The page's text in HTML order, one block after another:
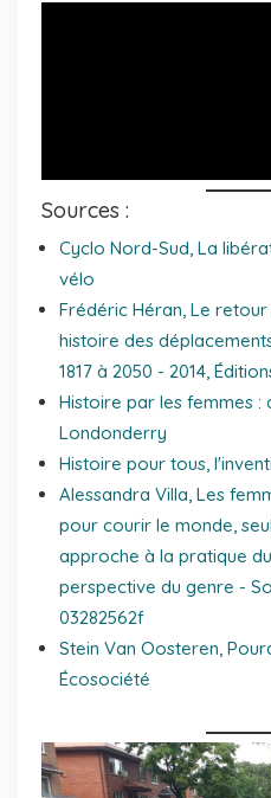
Sources :
Cyclo Nord-Sud, La
vélo
Frédéric Héran, Le retour
histoire des
1817 à 2050 - 2014,
Histoire par les femmes :
Londonderry
Histoire pour tous,
Alessandra Villa, Les
pour courir le monde,
approche à la pratique
perspective du genre -
03282562f
Stein Van Oosteren,
Écosociété